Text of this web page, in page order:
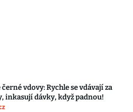
černé vdovy: Rychle se vdávají za
inkasují dávky, když padnou!